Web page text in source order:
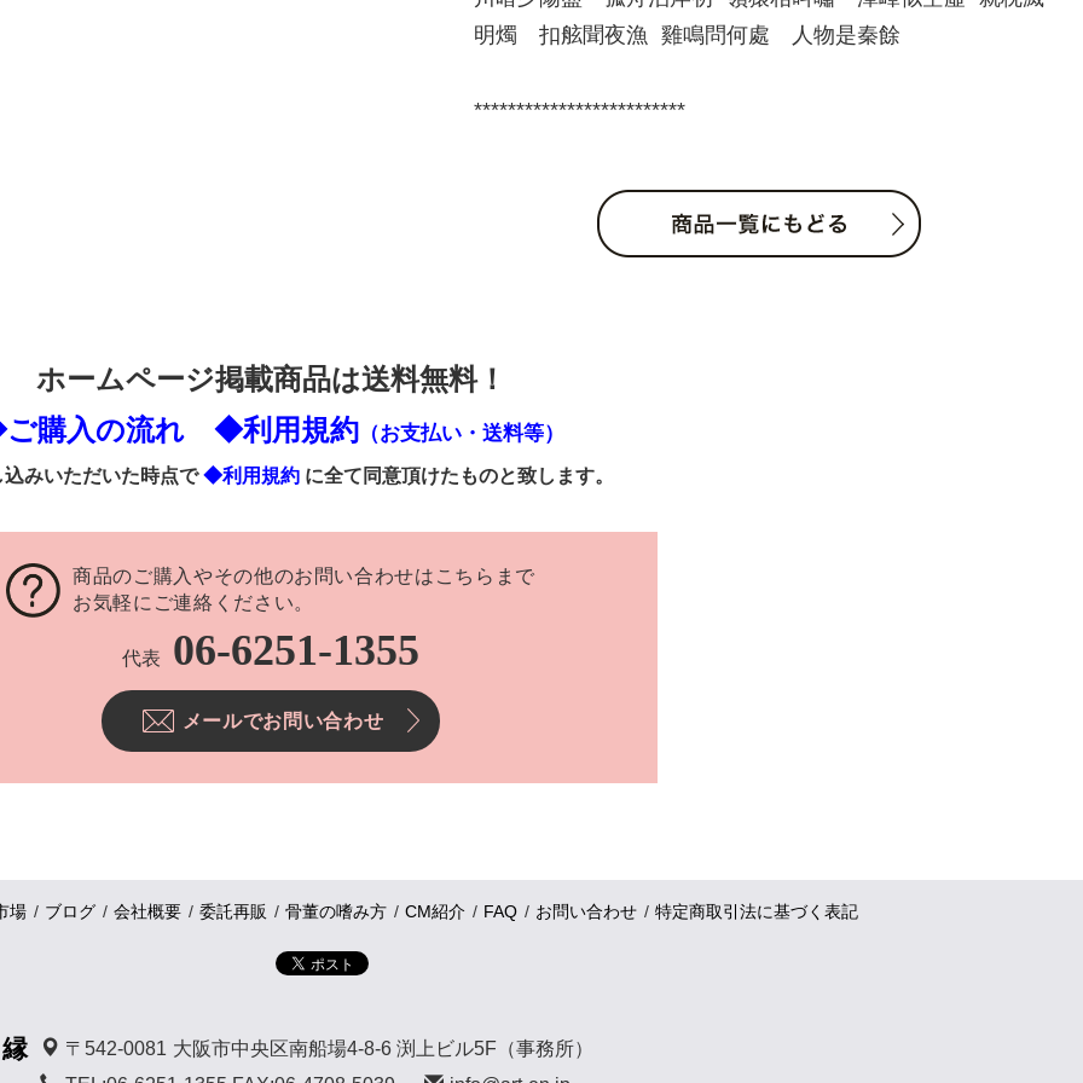
明燭 扣舷聞夜漁 雞鳴問何處 人物是秦餘
*************************
ホームページ掲載商品は送料無料！
購入の流れ
◆利用規約 （お支払い・送料等）
みいただいた時点で◆利用規約 に全て同意頂けたものと致します。
商品のご購入やその他のお問い合わせはこちらまで
お気軽にご連絡ください。
代表 06-6251-1355
メールでお問い合わせ
場 ブログ 会社概要 委託再販 骨董の嗜み方 CM紹介 FAQ お問い合わせ 特定商取引法に基づく表記
〒542-0081 大阪市中央区南船場4-8-6 渕上ビル5F（事務所）